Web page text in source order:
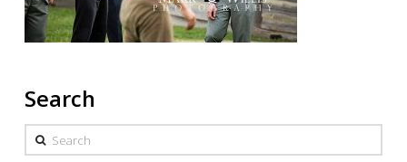
Search
Search